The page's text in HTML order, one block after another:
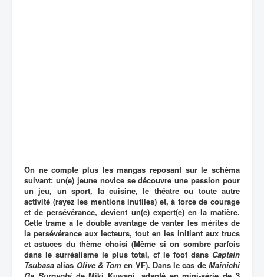
On ne compte plus les mangas reposant sur le schéma
suivant: un(e) jeune novice se découvre une passion pour
un jeu, un sport, la cuisine, le théatre ou toute autre
activité (rayez les mentions inutiles) et, à force de courage
et de persévérance, devient un(e) expert(e) en la matière.
Cette trame a le double avantage de vanter les mérites de
la persévérance aux lecteurs, tout en les initiant aux trucs
et astuces du thème choisi (Même si on sombre parfois
dans le surréalisme le plus total, cf le foot dans Captain
Tsubasa alias Olive & Tom en VF). Dans le cas deMainichi